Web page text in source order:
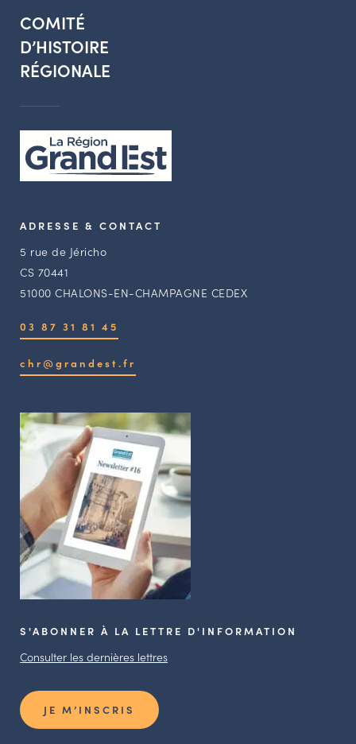
COMITÉ
D’HISTOIRE
RÉGIONALE
ADRESSE & CONTACT
5 rue de Jéricho
CS 70441
51000 CHALONS-EN-CHAMPAGNE CEDEX
03 87 31 81 45
chr@grandest.fr
S'ABONNER À LA LETTRE D'INFORMATION
Consulter les dernières lettres
JE M’INSCRIS